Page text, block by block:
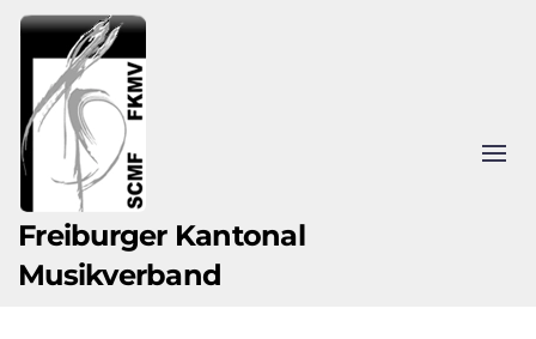
Zum Hauptinhalt springen
Freiburger Kantonal
Musikverband